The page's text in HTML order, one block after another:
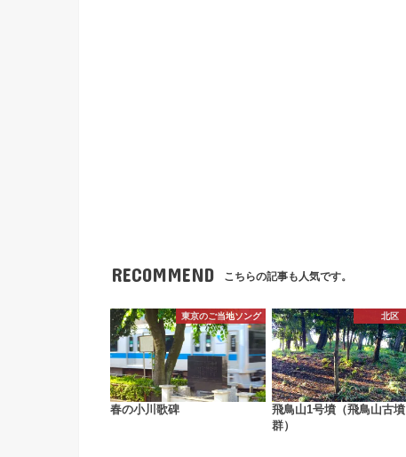
RECOMMEND こちらの記事も人気です。
東京のご当地ソング
春の小川歌碑
北区
飛鳥山1号墳（飛鳥山古墳
群）